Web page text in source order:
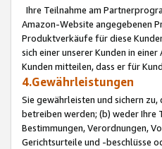
Ihre Teilnahme am
Amazon-Website angegebenen
Produktverkäufe für diese
sich einer unserer Kunden in
Kunden mitteilen, dass er für
4.Gewährleistungen
Sie gewährleisten und sichern
betreiben werden; (b) weder Ihre
Bestimmungen, Verordnungen,
Gerichtsurteile und -beschlüsse